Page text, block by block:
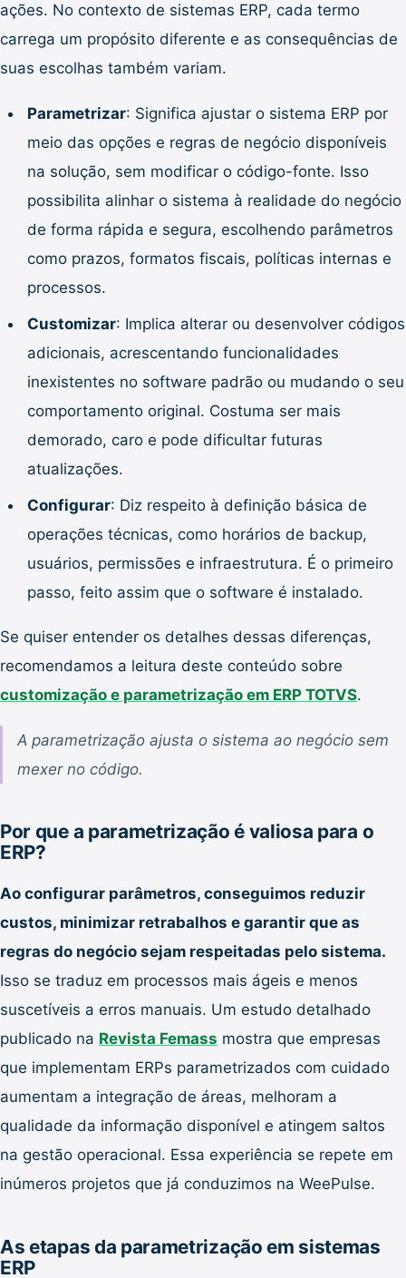
ações. No contexto de sistemas ERP, cada termo
carrega um propósito diferente e as consequências de
suas escolhas também variam.
Parametrizar: Significa ajustar o sistema ERP por
meio das opções e regras de negócio disponíveis
na solução, sem modificar o código-fonte. Isso
possibilita alinhar o sistema à realidade do negócio
de forma rápida e segura, escolhendo parâmetros
como prazos, formatos fiscais, políticas internas e
processos.
Customizar: Implica alterar ou desenvolver códigos
adicionais, acrescentando funcionalidades
inexistentes no software padrão ou mudando o seu
comportamento original. Costuma ser mais
demorado, caro e pode dificultar futuras
atualizações.
Configurar: Diz respeito à definição básica de
operações técnicas, como horários de backup,
usuários, permissões e infraestrutura. É o primeiro
passo, feito assim que o software é instalado.
Se quiser entender os detalhes dessas diferenças,
recomendamos a leitura deste conteúdo sobre
customização e parametrização em ERP TOTVS.
A parametrização ajusta o sistema ao negócio sem
mexer no código.
Por que a parametrização é valiosa para o
ERP?
Ao configurar parâmetros, conseguimos reduzir
custos, minimizar retrabalhos e garantir que as
regras do negócio sejam respeitadas pelo sistema.
Isso se traduz em processos mais ágeis e menos
suscetíveis a erros manuais. Um estudo detalhado
publicado na Revista Femass mostra que empresas
que implementam ERPs parametrizados com cuidado
aumentam a integração de áreas, melhoram a
qualidade da informação disponível e atingem saltos
na gestão operacional. Essa experiência se repete em
inúmeros projetos que já conduzimos na WeePulse.
As etapas da parametrização em sistemas
ERP